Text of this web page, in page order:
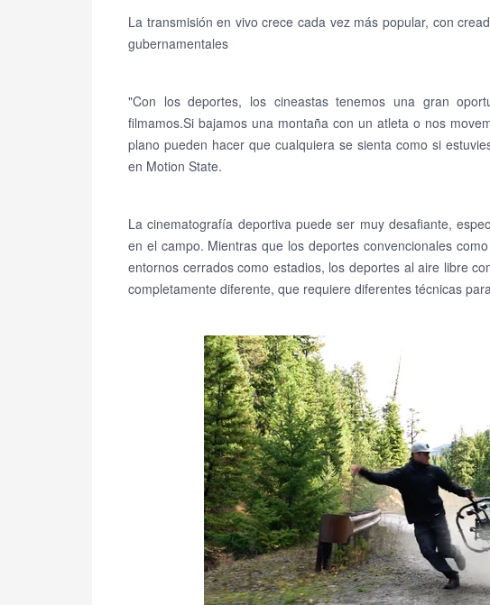
La transmisión en vivo crece cada vez más popular, con
gubernamentales
"Con los deportes, los cineastas tenemos una gran
filmamos.Si bajamos una montaña con un atleta o nos
plano pueden hacer que cualquiera se sienta como si
en Motion State.
La cinematografía deportiva puede ser muy desafiante,
en el campo. Mientras que los deportes convencionales
entornos cerrados como estadios, los deportes al aire libre
completamente diferente, que requiere diferentes técnicas